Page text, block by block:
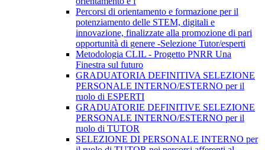
Percorsi di orientamento e formazione per il
potenziamento delle STEM, digitali e
innovazione, finalizzate alla promozione di pari
opportunità di genere -Selezione Tutor/esperti
Metodologia CLIL - Progetto PNRR Una
Finestra sul futuro
GRADUATORIA DEFINITIVA SELEZIONE
PERSONALE INTERNO/ESTERNO per il
ruolo di ESPERTI
GRADUATORIE DEFINITIVE SELEZIONE
PERSONALE INTERNO/ESTERNO per il
ruolo di TUTOR
SELEZIONE DI PERSONALE INTERNO per